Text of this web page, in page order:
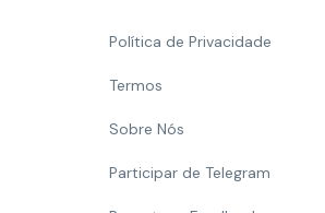
Política de Privacidade
Termos
Sobre Nós
Participar de Telegram